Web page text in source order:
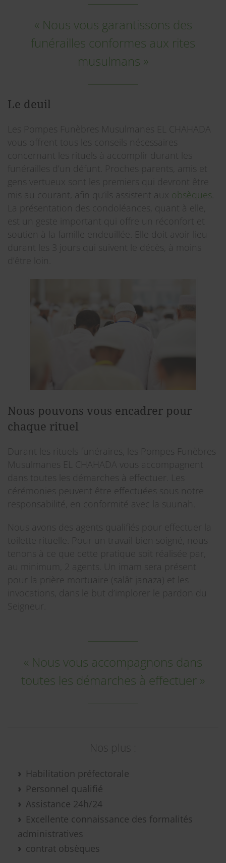
« Nous vous garantissons des
funérailles conformes aux rites
musulmans »
Le deuil
Les Pompes Funèbres Musulmanes EL CHAHADA
vous offrent tous les conseils nécessaires
concernant les rituels à accomplir durant les
funérailles d’un défunt. Proches parents, amis et
gens vertueux sont les premiers qui devront être
mis au courant, afin qu’ils assistent aux obsèques
La présentation des condoléances, quant à elle,
est un geste important qui offre un réconfort et
soutien à la famille endeuillée. Elle doit avoir lieu
durant les 3 jours qui suivent le décès, à moins
d’être loin.
Nous pouvons vous encadrer pour
chaque rituel
Durant les rituels funéraires, les Pompes Funèbres
Musulmanes EL CHAHADA vous accompagnent
dans toutes les démarches à effectuer. Les
cérémonies peuvent être effectuées sous notre
responsabilité, en conformité avec la suunah.
Nous avons des agents qualifiés pour effectuer la
toilette rituelle. Pour un travail bien soigné, nous
tenons à ce que cette pratique soit réalisée par,
au minimum, 2 agents. Un imam sera présent
pour la prière mortuaire (salât janaza) et les
invocations, dans le but d’implorer le pardon du
Seigneur.
« Nous vous accompagnons dans
toutes les démarches à effectuer »
Nos plus :
Habilitation préfectorale
Personnel qualifié
Assistance 24h/24
Excellente connaissance des formalités
administratives
contrat obsèques